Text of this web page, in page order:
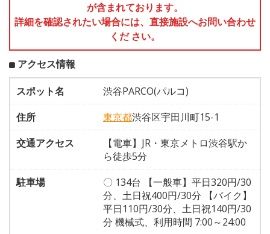
が含まれております。
詳細を確認されたい場合には、直接施設へお問い合わせ
くだ さい。
アクセス情報
スポット名
渋谷PARCO(パルコ)
住所
東京都渋谷区宇田川町15-1
交通アクセス
【電車】JR・東京メトロ渋谷駅か
ら徒歩5分
駐車場
〇 134台 【一般車】平日320円/30
分、土日祝400円/30分 【バイク】
平日110円/30分、土日祝140円/30
分 機械式、利用時間 7:00～24:00